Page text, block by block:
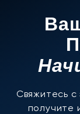
Свяжитесь
получите